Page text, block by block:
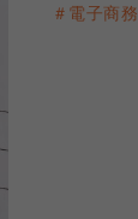
＃電子商務